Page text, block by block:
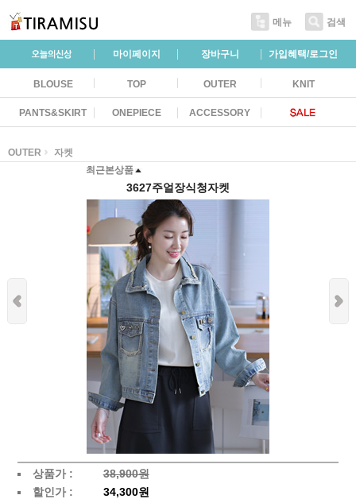
메뉴 검색
마이페이지 장바구니 가입혜택/로그인
BLOUSE TOP OUTER KNIT
PANTS&SKIRT ONEPIECE ACCESSORY
OUTER
자켓
최근본상품
3627주얼장식청자켓
상품가 :
38,900원
할인가 :
34,300원